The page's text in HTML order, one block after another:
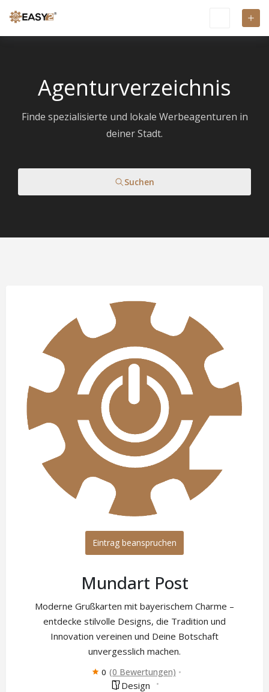
Agenturverzeichnis
Finde spezialisierte und lokale Werbeagenturen in
deiner Stadt.
Suchen
Eintrag beanspruchen
Mundart Post
Moderne Grußkarten mit bayerischem Charme –
entdecke stilvolle Designs, die Tradition und
Innovation vereinen und Deine Botschaft
unvergesslich machen.
0 (0 Bewertungen)
Design